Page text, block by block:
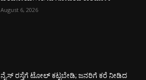
August 6, 2026
ನೈಸ್ ರಸ್ತೆಗೆ ಟೋಲ್ ಕಟ್ಟಬೇಡಿ; ಜನರಿಗೆ ಕರೆ ನೀಡಿದ